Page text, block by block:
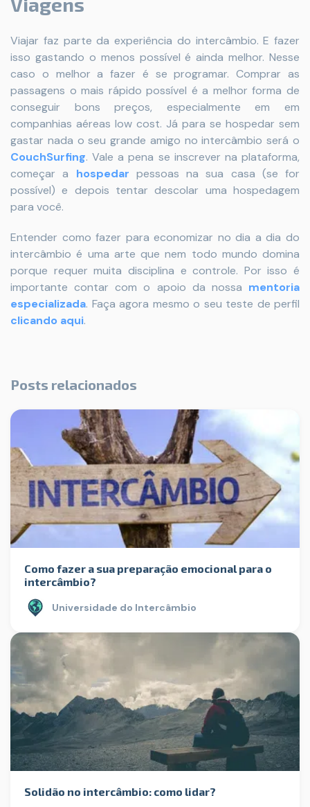
Viajar faz parte da experiência do intercâmbio. E fazer
isso gastando o menos possível é ainda melhor. Nesse
caso o melhor a fazer é se programar. Comprar as
passagens o mais rápido possível é a melhor forma de
conseguir bons preços, especialmente em em
companhias aéreas low cost. Já para se hospedar sem
gastar nada o seu grande amigo no intercâmbio será o
CouchSurfing. Vale a pena se inscrever na plataforma,
começar a hospedar pessoas na sua casa (se for
possível) e depois tentar descolar uma hospedagem
para você.
Entender como fazer para economizar no dia a dia do
intercâmbio é uma arte que nem todo mundo domina
porque requer muita disciplina e controle. Por isso é
importante contar com o apoio da nossa mentoria
especializada. Faça agora mesmo o seu teste de perfil
clicando aqui.
Posts relacionados
Como fazer a sua preparação emocional para o
intercâmbio?
Universidade do Intercâmbio
Solidão no intercâmbio: como lidar?